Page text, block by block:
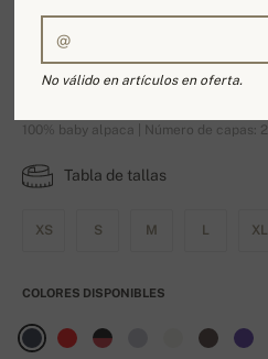
Pucci-Alpaga
100% baby alpaca | Número de capas: 2
Tabla de tallas
XS S M L XL
COLORES DISPONIBLES
No válido en artículos en oferta.